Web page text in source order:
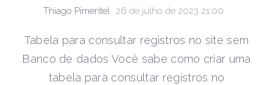
Thiago Pimentel 26 de julho de 2023 21:00
Tabela para consultar registros no site sem
Banco de dados Você sabe como criar uma
tabela para consultar registros no